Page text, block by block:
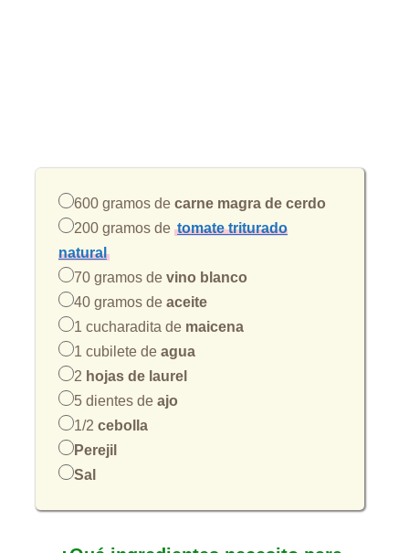
600 gramos de carne magra de cerdo
200 gramos de tomate triturado
natural
70 gramos de vino blanco
40 gramos de aceite
1 cucharadita de maicena
1 cubilete de agua
2 hojas de laurel
5 dientes de ajo
1/2 cebolla
Perejil
Sal